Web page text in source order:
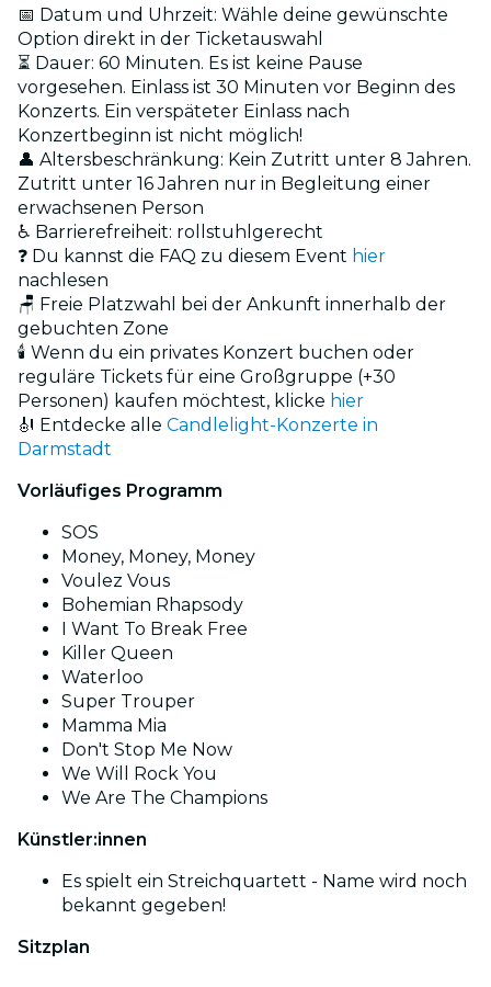
📅 Datum und Uhrzeit: Wähle deine gewünschte
Option direkt in der Ticketauswahl
⏳ Dauer: 60 Minuten. Es ist keine Pause
vorgesehen. Einlass ist 30 Minuten vor Beginn des
Konzerts. Ein verspäteter Einlass nach
Konzertbeginn ist nicht möglich!
👤 Altersbeschränkung: Kein Zutritt unter 8 Jahren.
Zutritt unter 16 Jahren nur in Begleitung einer
erwachsenen Person
♿ Barrierefreiheit: rollstuhlgerecht
❓ Du kannst die FAQ zu diesem Event hier
nachlesen
🪑 Freie Platzwahl bei der Ankunft innerhalb der
gebuchten Zone
🕯️ Wenn du ein privates Konzert buchen oder
reguläre Tickets für eine Großgruppe (+30
Personen) kaufen möchtest, klicke hier
🎻 Entdecke alle Candlelight-Konzerte in
Darmstadt
Vorläufiges Programm
SOS
Money, Money, Money
Voulez Vous
Bohemian Rhapsody
I Want To Break Free
Killer Queen
Waterloo
Super Trouper
Mamma Mia
Don't Stop Me Now
We Will Rock You
We Are The Champions
Künstler:innen
Es spielt ein Streichquartett - Name wird noch
bekannt gegeben!
Sitzplan